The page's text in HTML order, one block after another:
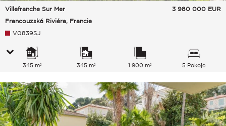
Villefranche Sur Mer
Francouzská Riviéra, Francie
3 980 000 EUR
V0839SJ
345 m² 345 m² 1 900 m² 5 Pokoje